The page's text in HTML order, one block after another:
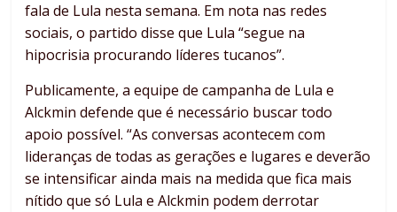
fala de Lula nesta semana. Em nota nas redes
sociais, o partido disse que Lula “segue na
hipocrisia procurando líderes tucanos”.
Publicamente, a equipe de campanha de Lula e
Alckmin defende que é necessário buscar todo
apoio possível. “As conversas acontecem com
lideranças de todas as gerações e lugares e deverão
se intensificar ainda mais na medida que fica mais
nítido que só Lula e Alckmin podem derrotar